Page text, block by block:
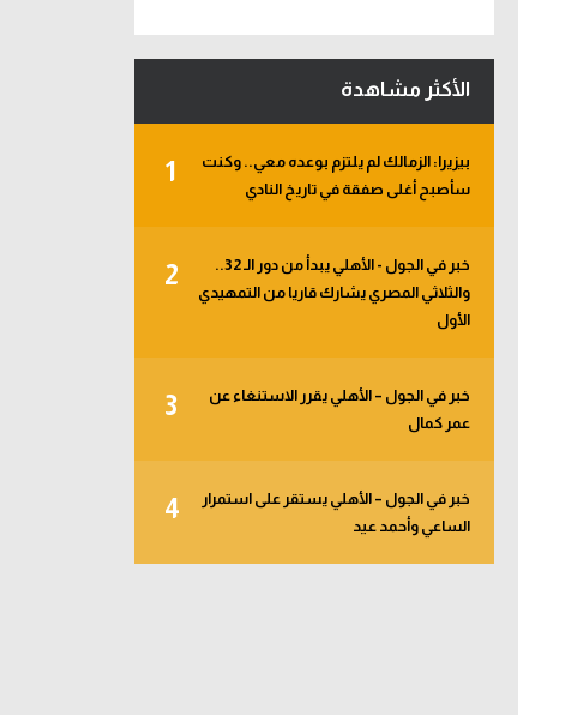
الأكثر مشاهدة
1
بيزيرا: الزمالك لم يلتزم بوعده معي.. وكنت
سأصبح أغلى صفقة في تاريخ النادي
2
خبر في الجول - الأهلي يبدأ من دور الـ 32..
والثلاثي المصري يشارك قاريا من التمهيدي
الأول
3
خبر في الجول – الأهلي يقرر الاستنغاء عن
عمر كمال
4
خبر في الجول – الأهلي يستقر على استمرار
الساعي وأحمد عيد